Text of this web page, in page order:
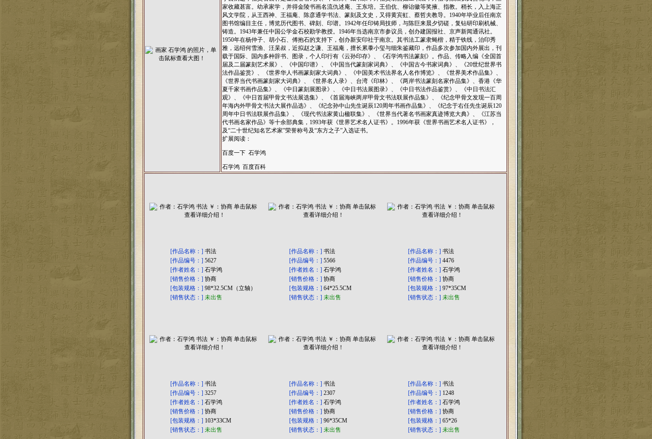
家收藏甚富。幼承家学，并得金陵书画名流仇述庵、王东培。王伯伉、柳诒徽等奖掖、指教。稍长，入上海正
风文学院，从王西神、王福庵、陈彦通学书法、篆刻及文史，又得黄宾虹、蔡哲夫教导。1940年毕业后任南京
图书馆编目主任，博览历代图书、碑刻、印谱。1942年任印铸局技师，与陈巨来晨夕切磋，复钻研印刷机械、
铸造。1943年兼任中国公学金石校勘学教授。1946年当选南京市参议员，创办建国报社、京声新闻通讯社。
1950年在杨仲子、胡小石、傅抱石的支持下，创办新安印社于南京。其书法工篆隶蝇楷，精于铁线，治印秀
雅，远绍何雪渔、汪杲叔，近拟赵之谦、王福庵，擅长累黍小玺与细朱鉴藏印，作品多次参加国内外展出，刊
载于国际、国内多种辞书、图录，个人印行有《云孙印存》、《石学鸿书法篆刻》。作品、传略入编《全国首
届及二届篆刻艺术展》、《中国印谱》、《中国当代篆刻家词典》、《中国古今书家词典》、《20世纪世界书
法作品鉴赏》、《世界华人书画篆刻家大词典》、《中国美术书法界名人名作博览》、《世界美术作品集》、
《世界当代书画篆刻家大词典》、《世界名人录》、台湾《印林》、《两岸书法篆刻名家作品集》、香港《华
夏千家书画作品集》、《中日篆刻展图录》、《中日书法展图录》、《中日书法作品鉴赏》、《中日书法汇
观》、《中日首届甲骨文书法展选集》、《首届海峡两岸甲骨文书法联展作品集》、《纪念甲骨文发现一百周
年海内外甲骨文书法大展作品选》、《纪念孙中山先生诞辰120周年书画作品集》、《纪念于右任先生诞辰120
周年中日书法联展作品集》、《现代书法家黄山楹联集》、《世界当代著名书画家真迹博览大典》、《江苏当
代书画名家作品》等十余部典集，1993年获《世界艺术名人证书》。1996年获《世界书画艺术名人证书》，
及“二十世纪知名艺术家”荣誉称号及“东方之子”入选证书。
扩展阅读：
百度一下 石学鸿
石学鸿 百度百科
[作品名称：] 书法
[作品编号：] 5627
[作者姓名：] 石学鸿
[销售价格：] 协商
[包装规格：] 98*32.5CM（立轴）
[销售状态：] 未出售
[作品名称：] 书法
[作品编号：] 5566
[作者姓名：] 石学鸿
[销售价格：] 协商
[包装规格：] 64*25.5CM
[销售状态：] 未出售
[作品名称：] 书法
[作品编号：] 4476
[作者姓名：] 石学鸿
[销售价格：] 协商
[包装规格：] 97*35CM
[销售状态：] 未出售
[作品名称：] 书法
[作品编号：] 3257
[作者姓名：] 石学鸿
[销售价格：] 协商
[包装规格：] 103*33CM
[销售状态：] 未出售
[作品名称：] 书法
[作品编号：] 2307
[作者姓名：] 石学鸿
[销售价格：] 协商
[包装规格：] 96*35CM
[销售状态：] 未出售
[作品名称：] 书法
[作品编号：] 1248
[作者姓名：] 石学鸿
[销售价格：] 协商
[包装规格：] 65*26
[销售状态：] 未出售